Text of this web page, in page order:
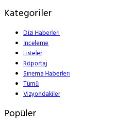
Kategoriler
Dizi Haberleri
İnceleme
Listeler
Röportaj
Sinema Haberleri
Tümü
Vizyondakiler
Popüler